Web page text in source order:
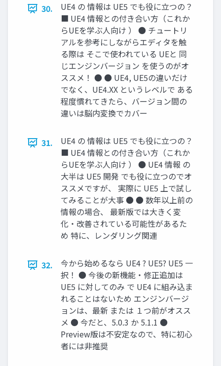
30.
UE4 の 情報は UE5 でも役に立つの？
■ UE4 情報との付き合い方（これか
らUEを学ぶ人向け ） ● チュートリ
アルを参考にしながらエディタを触
る際は そこで使われている UEと 同
じエンジンバージョン を使うのがオ
ススメ！ ● ● UE4, UE5の違いだけ
でなく、UE4.XX というレベルで ある
程度慣れてきたら、バージョン間の
違いは脳内変換でカバー
31.
UE4 の 情報は UE5 でも役に立つの？
■ UE4 情報との付き合い方（これか
らUEを学ぶ人向け ） ● UE4 情報 の
大半は UE5 開発 でも役に立つのでオ
ススメですが、 実際に UE5 上で試し
てみることが大事 ● ● 数年以上前の
情報の場合、 最新版では大きく変
化・改善されている可能性があるた
め 特に、レンダリング関連
32.
今から始めるなら UE4 ? UE5? UE5 一
択！ ● 今後の新機能・修正追加は
UE5 に対してのみ で UE4 に組み込ま
れることはないため エンジンバージ
ョンは、最新 または １つ前がオスス
メ ● 今だと、5.0.3 か 5.1.1 ●
Preview版は不安定なので、特に初心
者には非推奨